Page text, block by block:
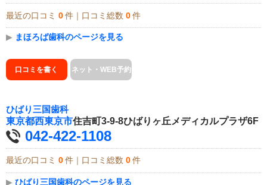
最近の口コミ 0 件｜口コミ総数 0 件
▶ まほろば歯科のページを見る
口コミを書く ネット・WEB予約
ひばり三国歯科
東京都西東京市住吉町3-9-8ひばりヶ丘メディカルプラザ6F
042-422-1108
最近の口コミ 0 件｜口コミ総数 0 件
▶ ひばり三国歯科のページを見る